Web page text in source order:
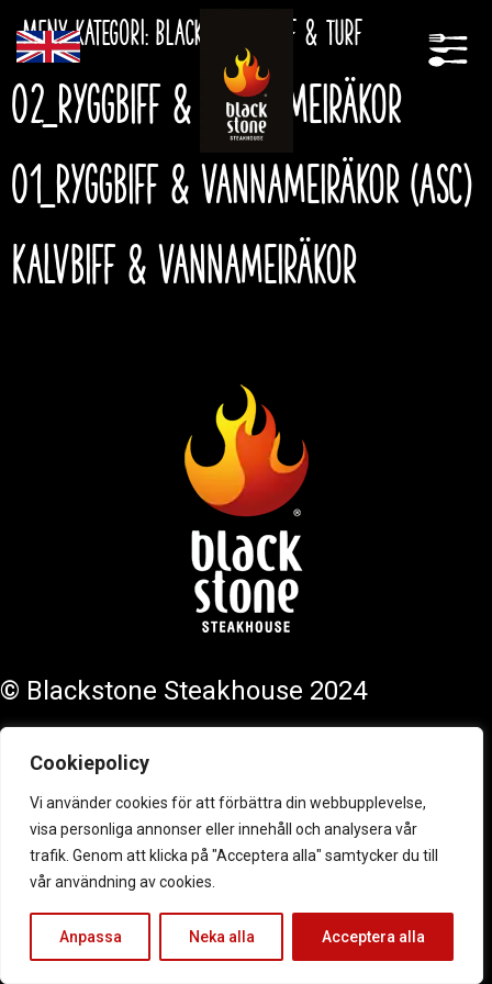
Cookiepolicy
Vi använder cookies för att förbättra din webbupplevelse,
visa personliga annonser eller innehåll och analysera vår
trafik. Genom att klicka på "Acceptera alla" samtycker du till
vår användning av cookies.
Anpassa Neka alla Acceptera alla
Meny kategori: Blackstones Surf & Turf
02_Ryggbiff & vannameiräkor
01_Ryggbiff & vannameiräkor (ASC)
Kalvbiff & vannameiräkor
© Blackstone Steakhouse 2024